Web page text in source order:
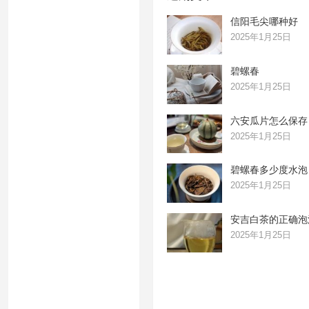
信阳毛尖哪种好
2025年1月25日
碧螺春
2025年1月25日
六安瓜片怎么保存
2025年1月25日
碧螺春多少度水泡
2025年1月25日
安吉白茶的正确
2025年1月25日